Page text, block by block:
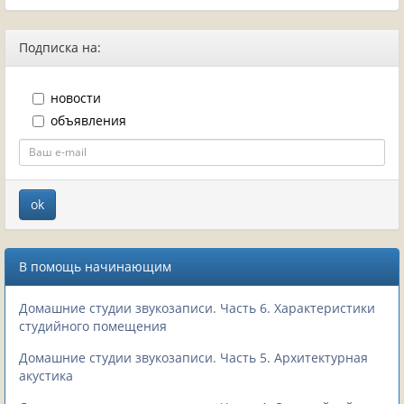
Подписка на:
новости
объявления
В помощь начинающим
Домашние студии звукозаписи. Часть 6. Характеристики
студийного помещения
Домашние студии звукозаписи. Часть 5. Архитектурная
акустика